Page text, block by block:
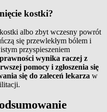
kostki?
albo zbyt wczesny powrót
się przewlekłym bólem i
przyspieszeniem
wynika raczej z
pomocy i zgłoszenia się
się do zaleceń lekarza w